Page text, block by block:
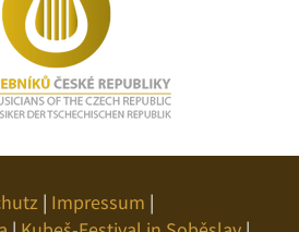
| Impressum |